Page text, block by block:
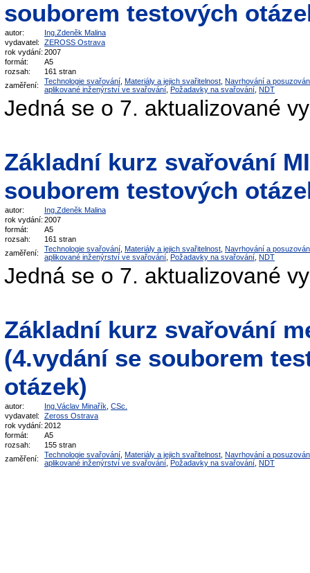
souborem testových
autor:
Ing.Zdeněk Malina
vydavatel:
ZEROSS Ostrava
rok vydání: 2007
formát:
A5
rozsah:
161 stran
zaměření:
Technologie svařování Materiály a jejich svařitelnost Navrhování a
aplikované inženýrství ve svařování Požadavky na svařování NDT
Jedná se o 7. aktualizované
Základní kurz svařování
souborem testových
autor:
Ing.Zdeněk Malina
rok vydání: 2007
formát:
A5
rozsah:
161 stran
zaměření:
Technologie svařování Materiály a jejich svařitelnost Navrhování a
aplikované inženýrství ve svařování Požadavky na svařování NDT
Jedná se o 7. aktualizované
Základní kurz svařování
(4.vydání se souborem
otázek)
autor: Ing.Václav Minařík CSc.
vydavatel:
Zeross Ostrava
rok vydání: 2012
formát:
A5
rozsah:
155 stran
zaměření:
Technologie svařování Materiály a jejich svařitelnost Navrhování a
aplikované inženýrství ve svařování Požadavky na svařování NDT